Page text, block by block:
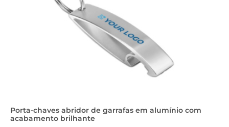
Porta-chaves abridor de garrafas em alumínio com
acabamento brilhante